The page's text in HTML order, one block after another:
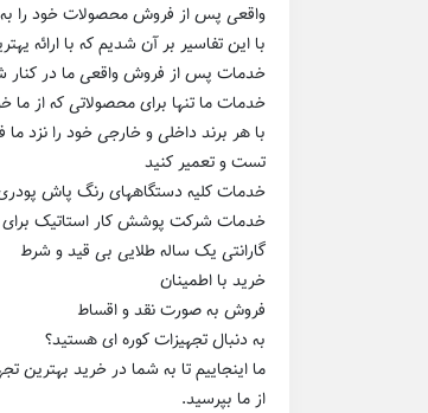
واقعی پس از فروش محصولات خود را به
با این تفاسیر بر آن شدیم که با ارائه
خدمات پس از فروش واقعی ما در کنار
خدمات ما تنها برای محصولاتی که از ما
با هر برند داخلی و خارجی خود را نزد
تست و تعمیر کنید
خدمات کلیه دستگاههای رنگ پاش
خدمات شرکت پوشش کار استاتیک
گارانتی یک ساله طلایی بی قید و شرط
خرید با اطمینان
فروش به صورت نقد و اقساط
به دنبال تجهیزات کوره ای هستید؟
ما اینجاییم تا به شما در خرید بهترین
از ما بپرسید.